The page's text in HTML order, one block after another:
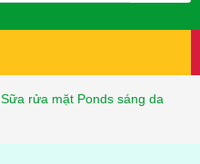
Sữa rửa mặt Ponds sáng da